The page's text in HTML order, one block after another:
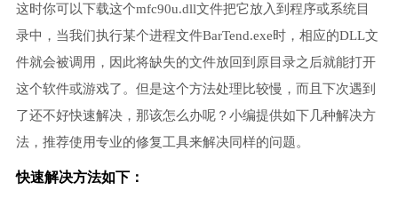
这时你可以下载这个mfc90u.dll文件把它放入到程序或系统目
录中，当我们执行某个进程文件BarTend.exe时，相应的DLL文
件就会被调用，因此将缺失的文件放回到原目录之后就能打开
这个软件或游戏了。但是这个方法处理比较慢，而且下次遇到
了还不好快速解决，那该怎么办呢？小编提供如下几种解决方
法，推荐使用专业的修复工具来解决同样的问题。
快速解决方法如下：